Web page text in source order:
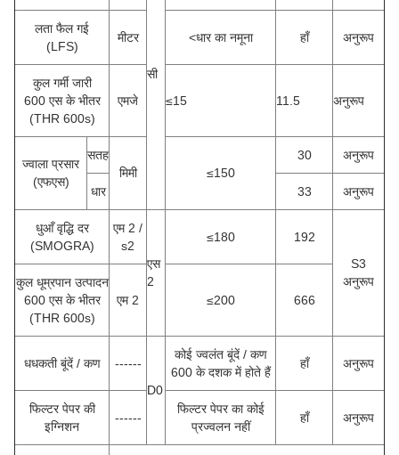
सी
लता फैल गई
(LFS)
मीटर <धार का नमूना हाँ अनुरूप
कुल गर्मी जारी
600 एस के भीतर
(THR 600s)
एमजे ≤15 11.5 अनुरूप
ज्वाला प्रसार
(एफएस)
सतह
मिमी
≤150
30 अनुरूप
धार 33 अनुरूप
धुआँ वृद्धि दर
(SMOGRA)
एम 2 /
s2
एस
2
≤180
192
S3
अनुरूप
कुल धूम्रपान उत्पादन
600 एस के भीतर
(THR 600s)
एम 2 ≤200 666
धधकती बूंदें / कण
------
D0
कोई ज्वलंत बूंदें / कण
600 के दशक में होते हैं
हाँ अनुरूप
फिल्टर पेपर की
इग्निशन
------
फिल्टर पेपर का कोई
प्रज्वलन नहीं
हाँ अनुरूप